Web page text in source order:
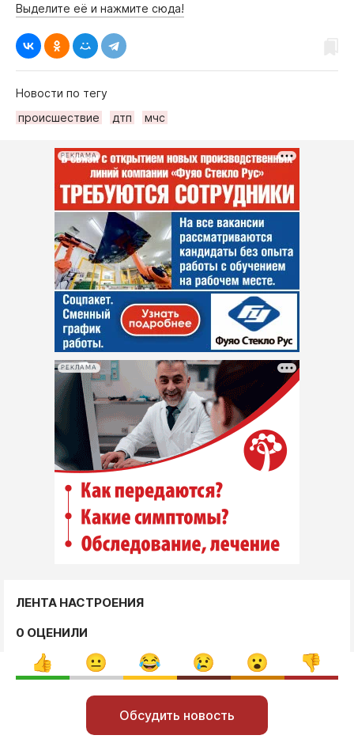
Выделите её и нажмите сюда!
Новости по тегу
происшествие
дтп мчс
РЕКЛАМА
РЕКЛАМА
ЛЕНТА НАСТРОЕНИЯ
0 ОЦЕНИЛИ
Обсудить новость